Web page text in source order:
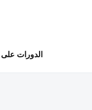
الدورات على